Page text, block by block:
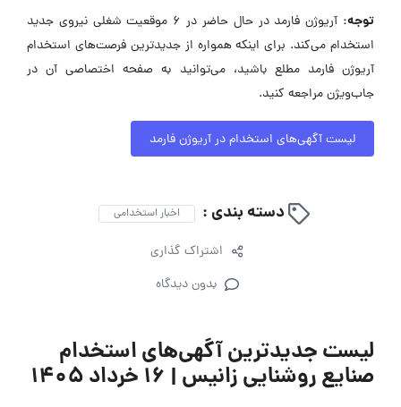
توجه:
آریوژن فارمد در حال حاضر در ۶ موقعیت شغلی نیروی جدید
استخدام می‌کند. برای اینکه همواره از جدیدترین فرصت‌های استخدام
آریوژن فارمد مطلع باشید، می‌توانید به صفحه اختصاصی آن در
جاب‌ویژن مراجعه کنید.
لیست آگهی‌های استخدام در آریوژن فارمد
دسته بندی : اخبار استخدامی
اشتراک گذاری
بدون دیدگاه
لیست جدیدترین آگهی‌های استخدام
صنایع روشنایی زانیس | ۱۶ خرداد ۱۴۰۵